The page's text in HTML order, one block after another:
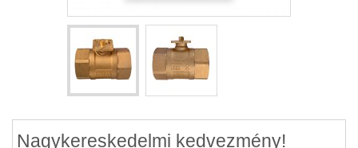
Nagykereskedelmi kedvezmény!